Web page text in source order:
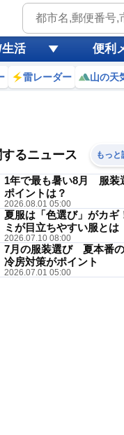
活 便利
雷レーダー 山の天
朝晩
Tシャツ
午前
40%
降水 午後
40%
です。冷房の効いた
せん。明日は、朝晩
びましょう。
るニュース もっと
1年で最も暑い8月 服装
ポイントは？
2026.08.01 05:00
夏服は「色選び」がカ
ミが目立ちやすい服とは
2026.07.10 08:00
7月の服装選び 夏本番
冷房対策がポイント
2026.07.01 05:00